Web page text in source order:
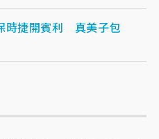
時捷開賓利 真美子包